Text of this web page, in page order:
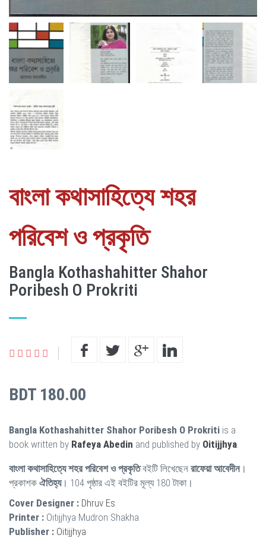
বাংলা কথাসাহিত্যে শহর
পরিবেশ ও প্রকৃতি
Bangla Kothashahitter Shahor
Poribesh O Prokriti
BDT 180.00
Bangla Kothashahitter Shahor Poribesh O Prokriti is a
book written by Rafeya Abedin and published by Oitijjhya
বাংলা কথাসাহিত্যে শহর পরিবেশ ও প্রকৃতিবইটি লিখেছেন রাফেয়া আবেদীন।
প্রকাশক ঐতিহ্য। 104 পৃষ্ঠার এই বইটির মূল্য 180 টাকা।
Cover Designer : Dhruv Es
Printer : Oitijjhya Mudron Shakha
Publisher : Oitijjhya